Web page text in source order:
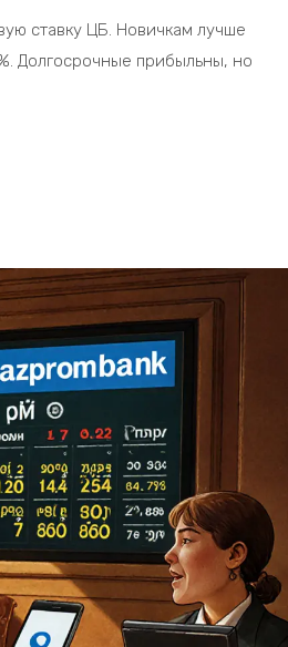
ставку ЦБ. Новичкам лучше
Долгосрочные прибыльны, но